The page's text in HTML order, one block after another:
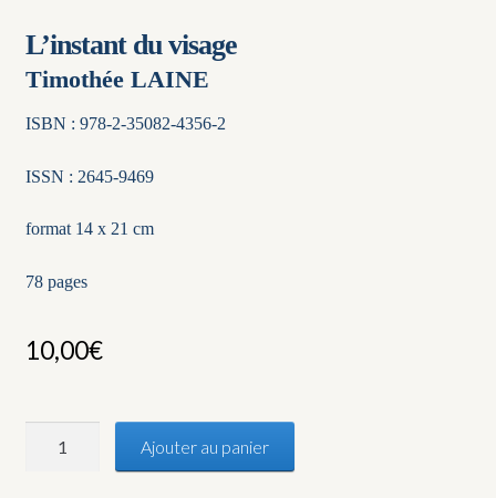
L’instant du visage
Timothée LAINE
ISBN : 978-2-35082-4356-2
ISSN : 2645-9469
format 14 x 21 cm
78 pages
10,00€
Ajouter au panier